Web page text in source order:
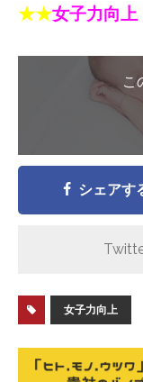
★★女子力向
こ
シェアす
女子力向上